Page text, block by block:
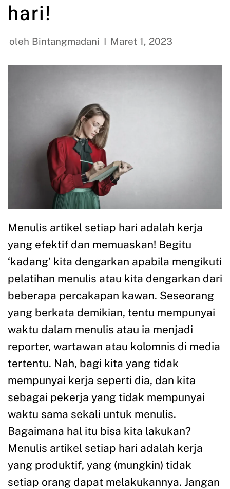
hari!
oleh Bintangmadani Maret 1, 2023
Menulis artikel setiap hari adalah kerja
yang efektif dan memuaskan! Begitu
‘kadang’ kita dengarkan apabila mengikuti
pelatihan menulis atau kita dengarkan dari
beberapa percakapan kawan. Seseorang
yang berkata demikian, tentu mempunyai
waktu dalam menulis atau ia menjadi
reporter, wartawan atau kolomnis di media
tertentu. Nah, bagi kita yang tidak
mempunyai kerja seperti dia, dan kita
sebagai pekerja yang tidak mempunyai
waktu sama sekali untuk menulis.
Bagaimana hal itu bisa kita lakukan?
Menulis artikel setiap hari adalah kerja
yang produktif, yang (mungkin) tidak
setiap orang dapat melakukannya. Jangan